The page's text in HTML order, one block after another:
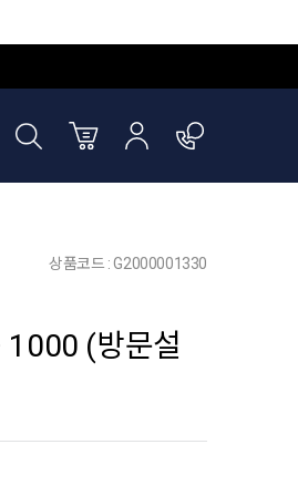
상품코드 : G2000001330
1000 (방문설